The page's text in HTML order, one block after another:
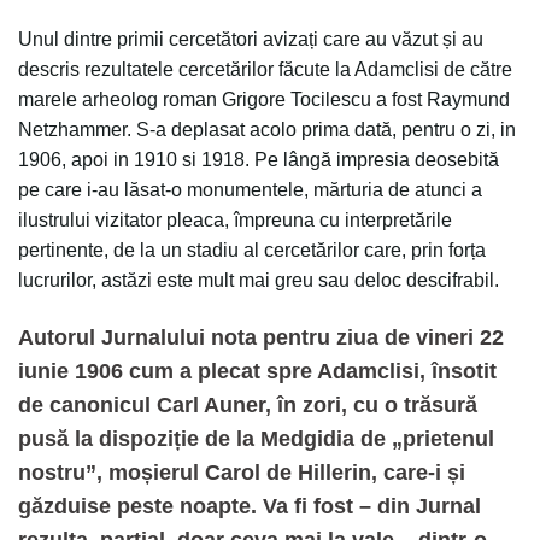
Unul dintre primii cercetători avizați care au văzut și au
descris rezultatele cercetărilor făcute la Adamclisi de către
marele arheolog roman Grigore Tocilescu a fost Raymund
Netzhammer. S-a deplasat acolo prima dată, pentru o zi, in
1906, apoi in 1910 si 1918. Pe lângă impresia deosebită
pe care i-au lăsat-o monumentele, mărturia de atunci a
ilustrului vizitator pleaca, împreuna cu interpretările
pertinente, de la un stadiu al cercetărilor care, prin forța
lucrurilor, astăzi este mult mai greu sau deloc descifrabil.
Autorul Jurnalului nota pentru ziua de vineri 22
iunie 1906 cum a plecat spre Adamclisi, însotit
de canonicul Carl Auner, în zori, cu o trăsură
pusă la dispoziție de la Medgidia de „prietenul
nostru”, moșierul Carol de Hillerin, care-i și
găzduise peste noapte. Va fi fost – din Jurnal